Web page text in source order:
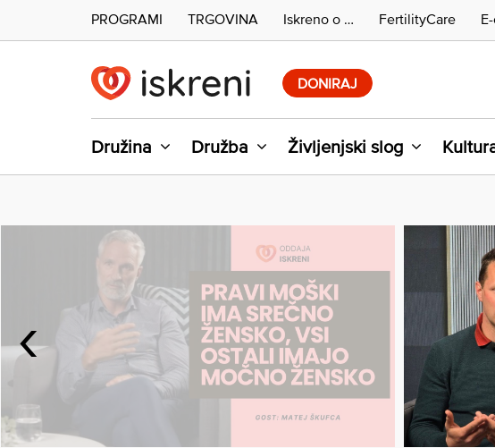
DONIRAJ
Družina Družba Življenjski slog
PROGRAMI TRGOVINA Iskreno o … FertilityCare
‹